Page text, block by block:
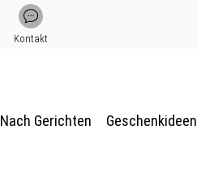
Kontakt
Nach Gerichten Geschenkideen